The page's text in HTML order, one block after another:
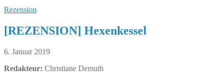
Rezension
[REZENSION] Hexenkessel
6. Januar 2019
Redakteur: Christiane Demuth